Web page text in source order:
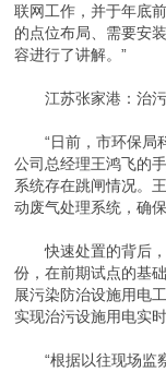
联网工作，并于年底
的点位布局、需要安
容进行了讲解。”
江苏张家港：治污
“日前，市环保局科
公司总经理王鸿飞的
系统存在跳闸情况。
动废气处理系统，确
快速处置的背后，“
份，在前期试点的基
展污染防治设施用电
实现治污设施用电实时
“根据以往现场监察